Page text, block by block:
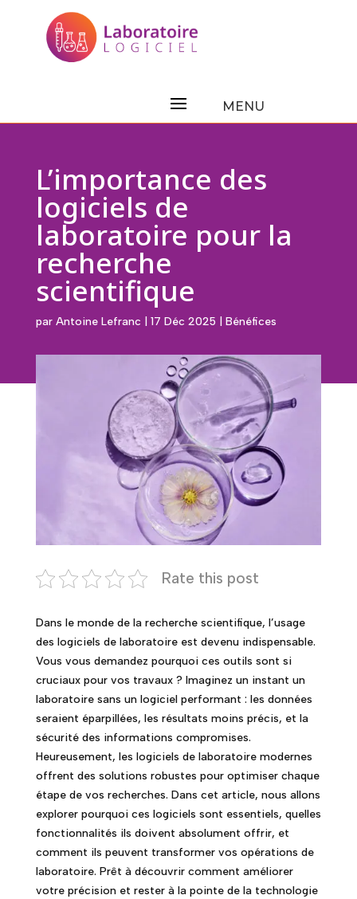
L’importance des
logiciels de
laboratoire pour la
recherche
scientifique
par Antoine Lefranc 17 Déc 2025 Bénéfices
Rate this post
Dans le monde de la recherche scientifique, l’usage
des logiciels de laboratoire est devenu indispensable.
Vous vous demandez pourquoi ces outils sont si
cruciaux pour vos travaux ? Imaginez un instant un
laboratoire sans un logiciel performant : les données
seraient éparpillées, les résultats moins précis, et la
sécurité des informations compromises.
Heureusement, les logiciels de laboratoire modernes
offrent des solutions robustes pour optimiser chaque
étape de vos recherches. Dans cet article, nous allons
explorer pourquoi ces logiciels sont essentiels, quelles
fonctionnalités ils doivent absolument offrir, et
comment ils peuvent transformer vos opérations de
laboratoire. Prêt à découvrir comment améliorer
votre précision et rester à la pointe de la technologie